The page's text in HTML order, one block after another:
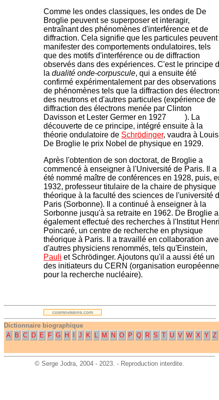
Comme les ondes classiques, les ondes de De
Broglie peuvent se superposer et interagir,
entraînant des phénomènes d'interférence et de
diffraction. Cela signifie que les particules peuvent
manifester des comportements ondulatoires, tels
que des motifs d'interférence ou de diffraction
observés dans des expériences. C'est le principe
la dualité onde-corpuscule, qui a ensuite été
confirmé expérimentalement par des observations
de phénomènes tels que la diffraction des
des neutrons et d'autres particules (expérience de
diffraction des électrons menée par Clinton
Davisson et Lester Germer en 1927
). La
découverte de ce principe, intégré ensuite à la
théorie ondulatoire de Schrödinger, vaudra à Louis
De Broglie le prix Nobel de physique en 1929.
Après l'obtention de son doctorat, de Broglie a
commencé à enseigner à l'Université de Paris. Il a
été nommé maître de conférences en 1928, puis,
1932, professeur titulaire de la chaire de physique
théorique à la faculté des sciences de l'université
Paris (Sorbonne). Il a continué à enseigner à la
Sorbonne jusqu'à sa retraite en 1962. De Broglie a
également effectué des recherches à l'Institut
Poincaré, un centre de recherche en physique
théorique à Paris. Il a travaillé en collaboration
d'autres physiciens renommés, tels qu'Einstein,
Pauli et Schrödinger. Ajoutons qu'il a aussi été un
des initiateurs du CERN (organisation européenne
pour la recherche nucléaire).
.
cosmovisions.com
Dictionnaire biographique
A
B C D E F G H J K L M N O P Q R S T U V W X Y Z
© Serge Jodra, 2004 - 2023. - Reproduction interdite.